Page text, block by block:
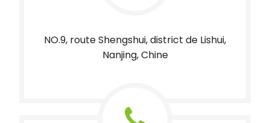
NO.9, route Shengshui, district de Lishui,
Nanjing, Chine